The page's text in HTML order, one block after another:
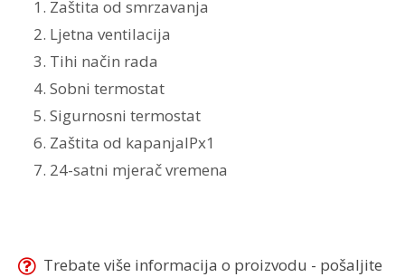
Zaštita od smrzavanja
Ljetna ventilacija
Tihi način rada
Sobni termostat
Sigurnosni termostat
Zaštita od kapanjaIPx1
24-satni mjerač vremena
Trebate više informacija o proizvodu - pošaljite